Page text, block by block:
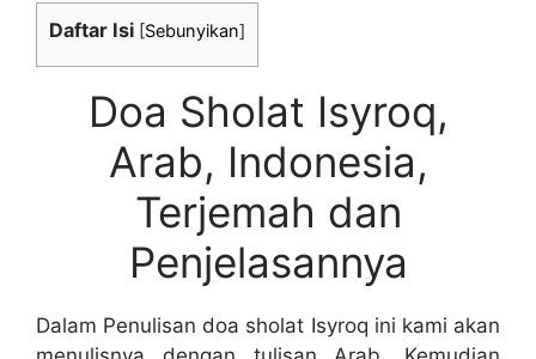
Daftar Isi [Sebunyikan]
Doa Sholat Isyroq,
Arab, Indonesia,
Terjemah dan
Penjelasannya
Dalam Penulisan doa sholat Isyroq ini kami akan